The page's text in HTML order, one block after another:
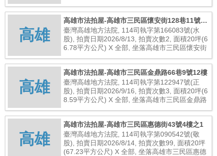
高雄
高雄市法拍屋-高雄市三民區懷安街128巷11號二
樓之1
臺灣高雄地方法院, 114司執字第166083號(水
股), 拍賣日期2026/8/13, 拍賣次數2, 面積20坪(6
6.78平方公尺) X 全部, 坐落高雄市三民區懷安街
高雄
高雄市法拍屋-高雄市三民區金鼎路66巷9號12樓
臺灣高雄地方法院, 114司執字第122947號(正
股), 拍賣日期2026/9/16, 拍賣次數3, 面積20坪(6
8.59平方公尺) X 全部, 坐落高雄市三民區金鼎路
高雄
高雄市法拍屋-高雄市三民區惠德街43號4樓之1
臺灣高雄地方法院, 114司執字第090542號(敬
股), 拍賣日期2026/8/14, 拍賣次數99, 面積20坪
(67.23平方公尺) X 全部, 坐落高雄市三民區惠德